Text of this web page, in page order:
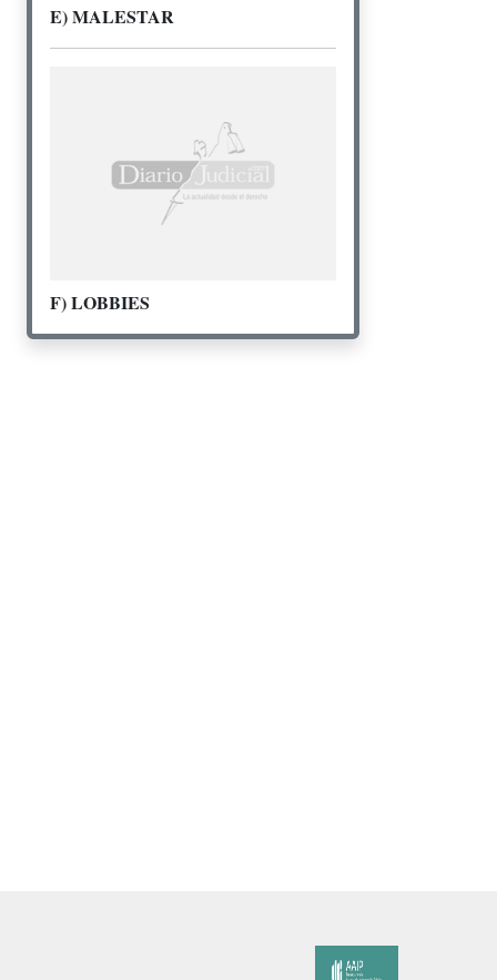
E) MALESTAR
F) LOBBIES